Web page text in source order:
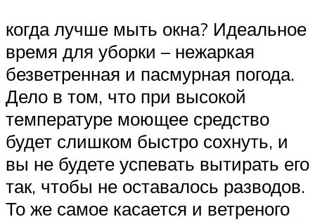
когда лучше мыть окна? Идеальное
время для уборки – нежаркая
безветренная и пасмурная погода.
Дело в том, что при высокой
температуре моющее средство
будет слишком быстро сохнуть, и
вы не будете успевать вытирать его
так, чтобы не оставалось разводов.
То же самое касается и ветреного